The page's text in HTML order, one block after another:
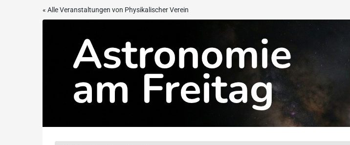
« Alle Veranstaltungen von Physikalischer Verein
Freitag